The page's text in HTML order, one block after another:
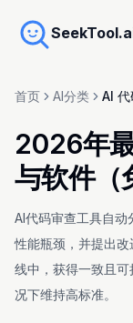
首页 AI分类 AI 代
2026年
与软件（
AI代码审查工具自
性能瓶颈，并提出
线中，获得一致且
况下维持高标准。